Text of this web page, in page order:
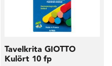
Tavelkrita GIOTTO
Kulört 10 fp